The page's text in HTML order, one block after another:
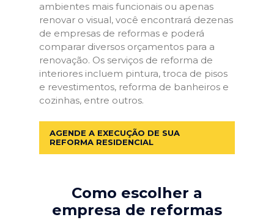
ambientes mais funcionais ou apenas
renovar o visual, você encontrará dezenas
de empresas de reformas e poderá
comparar diversos orçamentos para a
renovação. Os serviços de reforma de
interiores incluem pintura, troca de pisos
e revestimentos, reforma de banheiros e
cozinhas, entre outros.
AGENDE A EXECUÇÃO DE SUA
REFORMA RESIDENCIAL
Como escolher a
empresa de reformas